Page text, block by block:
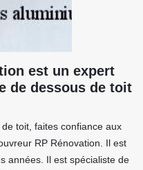
est un expert
de dessous de toit
toit, faites confiance aux
RP Rénovation. Il est
années. Il est spécialiste de